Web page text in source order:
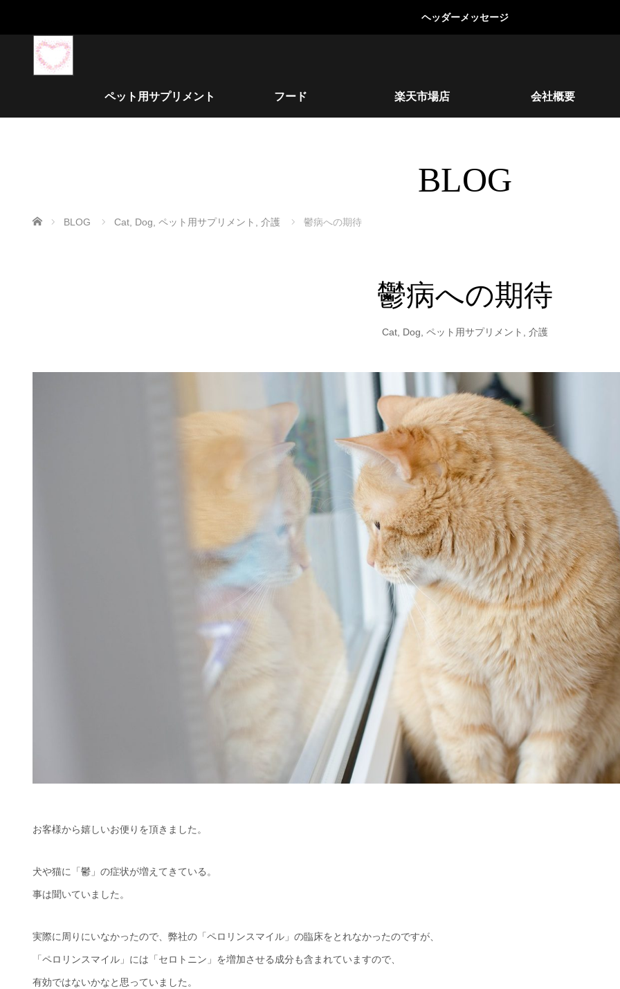
ヘッダーメッセージ
ペット用サプリメント フード 楽天市場店 会社概要
BLOG
ホーム BLOG Cat Dog ペット用サプリメント 介護 鬱病への期待
鬱病への期待
Cat Dog ペット用サプリメント 介護
お客様から嬉しいお便りを頂きました。
犬や猫に「鬱」の症状が増えてきている。
事は聞いていました。
実際に周りにいなかったので、弊社の「ペロリンスマイル」の臨床をとれなかったのですが、
「ペロリンスマイル」には「セロトニン」を増加させる成分も含まれていますので、
有効ではないかなと思っていました。